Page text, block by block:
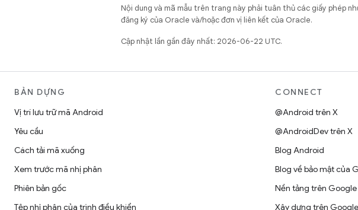
Nội dung và mã mẫu trên trang này phải tuân thủ các giấy phép
đăng ký của Oracle và/hoặc đơn vị liên kết của Oracle.
Cập nhật lần gần đây nhất: 2026-06-22 UTC.
BẢN DỰNG
Vị trí lưu trữ mã Android
Yêu cầu
Cách tải mã xuống
Xem trước mã nhị phân
Phiên bản gốc
Tệp nhị phân của trình điều khiển
CONNECT
@Android trên X
@AndroidDev trên X
Blog Android
Blog về bảo mật của
Nền tảng trên
Xây dựng trên